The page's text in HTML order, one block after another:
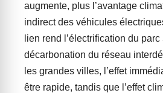
augmente, plus l’avantage
indirect des véhicules
lien rend l’électrification du
décarbonation du réseau
les grandes villes, l’effet
être rapide, tandis que l’effet